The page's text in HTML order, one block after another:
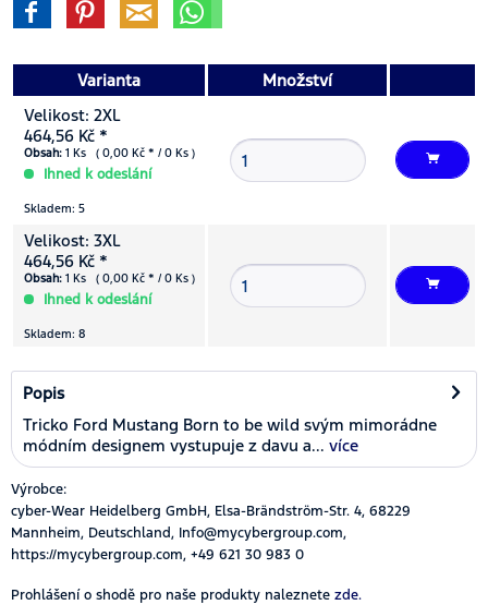
Varianta
Množství
Velikost: 2XL
464,56 Kč *
Obsah: 1 Ks ( 0,00 Kč * / 0 Ks )
Ihned k odeslání
Skladem: 5
Velikost: 3XL
464,56 Kč *
Obsah: 1 Ks ( 0,00 Kč * / 0 Ks )
Ihned k odeslání
Skladem: 8
Popis
Tricko Ford Mustang Born to be wild svým mimorádne
módním designem vystupuje z davu a... více
Výrobce:
cyber-Wear Heidelberg GmbH, Elsa-Brändström-Str. 4, 68229
Mannheim, Deutschland, Info@mycybergroup.com,
https://mycybergroup.com, +49 621 30 983 0
Prohlášení o shodě pro naše produkty naleznete zde.